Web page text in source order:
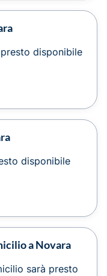
disponibile
disponibile
a Novara
sarà presto